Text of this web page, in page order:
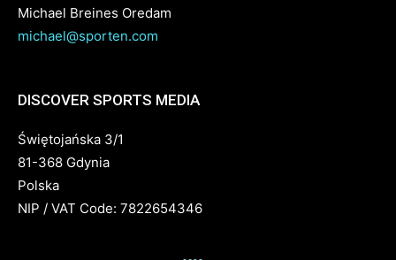
Michael Breines Oredam
michael@sporten.com
DISCOVER SPORTS MEDIA
Świętojańska 3/1
81-368 Gdynia
Polska
NIP / VAT Code: 7822654346